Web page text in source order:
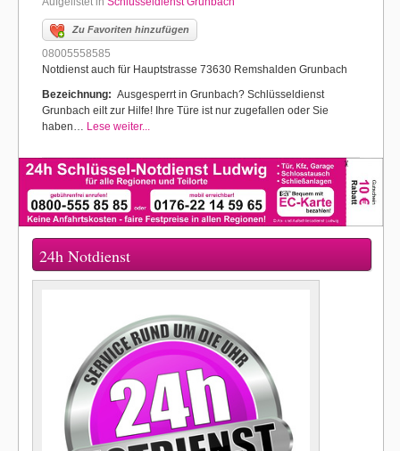
Zu Favoriten hinzufügen
08005558585
Notdienst auch für Hauptstrasse 73630 Remshalden Grunbach
Bezeichnung: Ausgesperrt in Grunbach? Schlüsseldienst
Grunbach eilt zur Hilfe! Ihre Türe ist nur zugefallen oder Sie
haben… Lese weiter...
24h Notdienst